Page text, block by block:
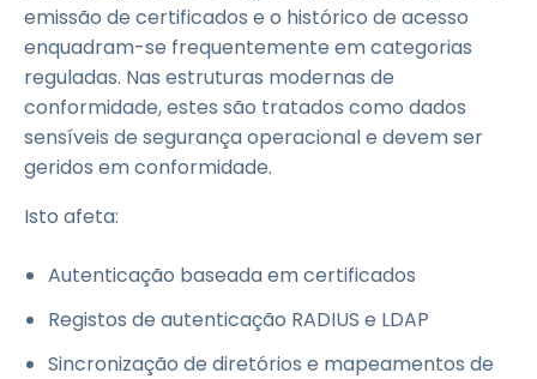
emissão de certificados e o histórico de acesso
enquadram-se frequentemente em categorias
reguladas. Nas estruturas modernas de
conformidade, estes são tratados como dados
sensíveis de segurança operacional e devem ser
geridos em conformidade.
Isto afeta:
Autenticação baseada em certificados
Registos de autenticação RADIUS e LDAP
Sincronização de diretórios e mapeamentos de